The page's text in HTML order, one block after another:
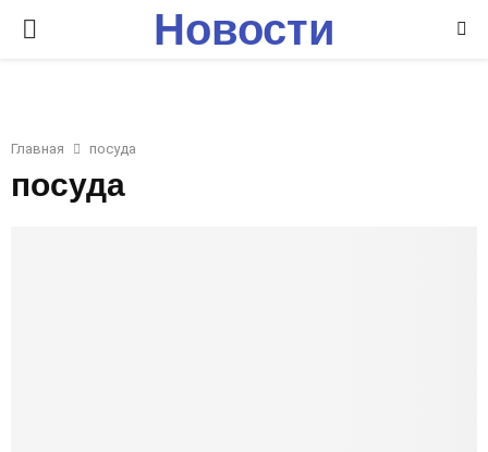
P
I
M
Новости
Главная посуда
посуда